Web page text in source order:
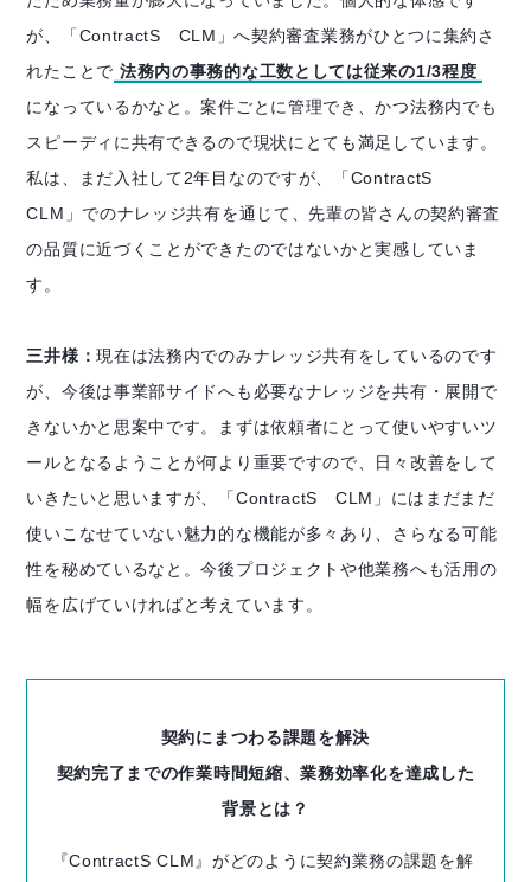
が、「ContractS CLM」へ契約審査業務がひとつに集約さ
れたことで 法務内の事務的な工数としては従来の1/3程度
になっているかなと。案件ごとに管理でき、かつ法務内でも
スピーディに共有できるので現状にとても満足しています。
私は、まだ入社して2年目なのですが、「ContractS
CLM」でのナレッジ共有を通じて、先輩の皆さんの契約審査
の品質に近づくことができたのではないかと実感していま
す。
三井様：現在は法務内でのみナレッジ共有をしているのです
が、今後は事業部サイドへも必要なナレッジを共有・展開で
きないかと思案中です。まずは依頼者にとって使いやすいツ
ールとなるようことが何より重要ですので、日々改善をして
いきたいと思いますが、「ContractS CLM」にはまだまだ
使いこなせていない魅力的な機能が多々あり、さらなる可能
性を秘めているなと。今後プロジェクトや他業務へも活用の
幅を広げていければと考えています。
契約にまつわる課題を解決
契約完了までの作業時間短縮、業務効率化を達成した
背景とは？
『ContractS CLM』がどのように契約業務の課題を解